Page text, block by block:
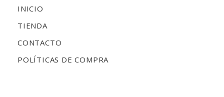
INICIO
TIENDA
CONTACTO
POLÍTICAS DE COMPRA